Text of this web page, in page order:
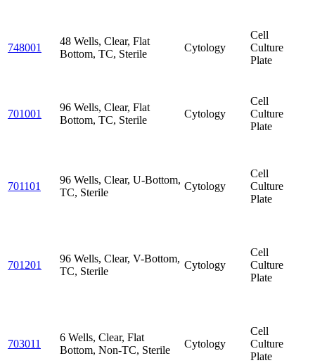
748001
48 Wells, Clear, Flat
Bottom, TC, Sterile
Cytology
Cell
Culture
Plate
701001
96 Wells, Clear, Flat
Bottom, TC, Sterile
Cytology
Cell
Culture
Plate
701101
96 Wells, Clear, U-Bottom,
TC, Sterile
Cytology
Cell
Culture
Plate
701201
96 Wells, Clear, V-Bottom,
TC, Sterile
Cytology
Cell
Culture
Plate
703011
6 Wells, Clear, Flat
Bottom, Non-TC, Sterile
Cytology
Cell
Culture
Plate